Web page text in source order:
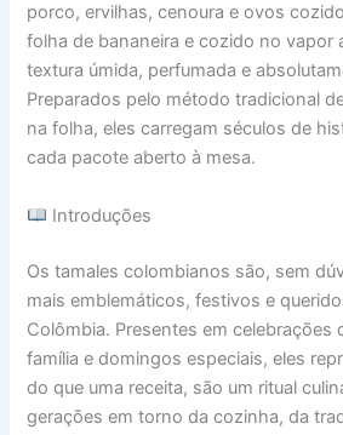
porco, ervilhas, cenoura e ovos
folha de bananeira e cozido no vapor
textura úmida, perfumada e
Preparados pelo método tradicional
na folha, eles carregam séculos de
cada pacote aberto à mesa.
Introduções
Os tamales colombianos são, sem
mais emblemáticos, festivos e
Colômbia. Presentes em celebrações
família e domingos especiais, eles
do que uma receita, são um ritual
gerações em torno da cozinha, da